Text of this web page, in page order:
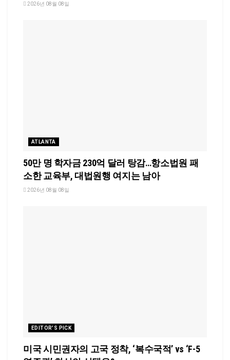
2026년 08월 08일
ATLANTA
50만 명 학자금 230억 달러 탕감…항소법원 패
소한 교육부, 대법원행 여지는 남아
2026년 08월 08일
EDITOR'S PICK
미국 시민권자의 고국 정착, ‘복수국적’ vs ‘F-5